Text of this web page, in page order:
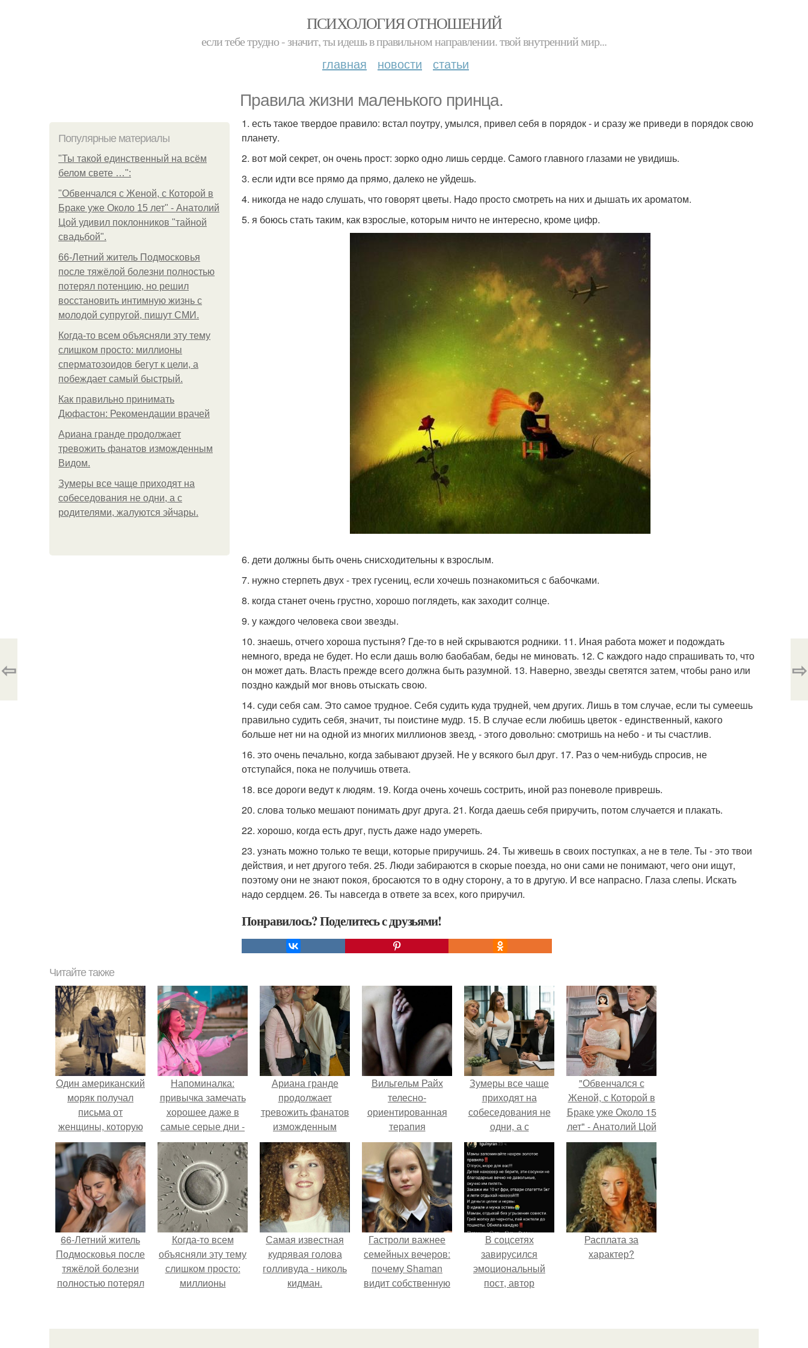
ПСИХОЛОГИЯ ОТНОШЕНИЙ
если тебе трудно - значит, ты идешь в правильном направлении. твой внутренний мир...
главная новости статьи
Правила жизни маленького принца.
Популярные материалы
"Ты такой единственный на всём
белом свете …":
"Обвенчался с Женой, с Которой в
Браке уже Около 15 лет" - Анатолий
Цой удивил поклонников "тайной
свадьбой".
66-Летний житель Подмосковья
после тяжёлой болезни полностью
потерял потенцию, но решил
восстановить интимную жизнь с
молодой супругой, пишут СМИ.
Когда-то всем объясняли эту тему
слишком просто: миллионы
сперматозоидов бегут к цели, а
побеждает самый быстрый.
Как правильно принимать
Дюфастон: Рекомендации врачей
Ариана гранде продолжает
тревожить фанатов изможденным
Видом.
Зумеры все чаще приходят на
собеседования не одни, а с
родителями, жалуются эйчары.
1. есть такое твердое правило: встал поутру, умылся, привел себя в порядок - и сразу же приведи в порядок свою
планету.
2. вот мой секрет, он очень прост: зорко одно лишь сердце. Самого главного глазами не увидишь.
3. если идти все прямо да прямо, далеко не уйдешь.
4. никогда не надо слушать, что говорят цветы. Надо просто смотреть на них и дышать их ароматом.
5. я боюсь стать таким, как взрослые, которым ничто не интересно, кроме цифр.
6. дети должны быть очень снисходительны к взрослым.
7. нужно стерпеть двух - трех гусениц, если хочешь познакомиться с бабочками.
8. когда станет очень грустно, хорошо поглядеть, как заходит солнце.
9. у каждого человека свои звезды.
10. знаешь, отчего хороша пустыня? Где-то в ней скрываются родники. 11. Иная работа может и подождать
немного, вреда не будет. Но если дашь волю баобабам, беды не миновать. 12. С каждого надо спрашивать то, что
он может дать. Власть прежде всего должна быть разумной. 13. Наверно, звезды светятся затем, чтобы рано или
поздно каждый мог вновь отыскать свою.
14. суди себя сам. Это самое трудное. Себя судить куда трудней, чем других. Лишь в том случае, если ты сумеешь
правильно судить себя, значит, ты поистине мудр. 15. В случае если любишь цветок - единственный, какого
больше нет ни на одной из многих миллионов звезд, - этого довольно: смотришь на небо - и ты счастлив.
16. это очень печально, когда забывают друзей. Не у всякого был друг. 17. Раз о чем-нибудь спросив, не
отступайся, пока не получишь ответа.
18. все дороги ведут к людям. 19. Когда очень хочешь сострить, иной раз поневоле приврешь.
20. слова только мешают понимать друг друга. 21. Когда даешь себя приручить, потом случается и плакать.
22. хорошо, когда есть друг, пусть даже надо умереть.
23. узнать можно только те вещи, которые приручишь. 24. Ты живешь в своих поступках, а не в теле. Ты - это твои
действия, и нет другого тебя. 25. Люди забираются в скорые поезда, но они сами не понимают, чего они ищут,
поэтому они не знают покоя, бросаются то в одну сторону, а то в другую. И все напрасно. Глаза слепы. Искать
надо сердцем. 26. Ты навсегда в ответе за всех, кого приручил.
Понравилось? Поделитесь с друзьями!
⇦ ⇨
Читайте также
Один американский
моряк получал
письма от
женщины, которую
он никогда не
видел.
Напоминалка:
привычка замечать
хорошее даже в
самые серые дни -
это не очередная
сказка из книг по
саморазвитию.
Ариана гранде
продолжает
тревожить фанатов
изможденным
Видом.
Вильгельм Райх
телесно-
ориентированная
терапия
упражнения.
Телесная терапия
по Вильгельму
райху.
Зумеры все чаще
приходят на
собеседования не
одни, а с
родителями,
жалуются эйчары.
"Обвенчался с
Женой, с Которой в
Браке уже Около 15
лет" - Анатолий Цой
удивил
поклонников
"тайной свадьбой".
66-Летний житель
Подмосковья после
тяжёлой болезни
полностью потерял
восстановить
Когда-то всем
объясняли эту тему
слишком просто:
миллионы
побеждает самый
Самая известная
кудрявая голова
голливуда - николь
кидман.
Гастроли важнее
семейных вечеров:
почему Shaman
видит собственную
вживую.
В соцсетях
завирусился
эмоциональный
пост, автор
без детей и не
Расплата за
характер?